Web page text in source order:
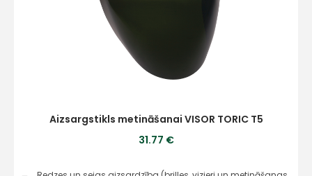
Aizsargstikls metināšanai VISOR TORIC T5
31.77 €